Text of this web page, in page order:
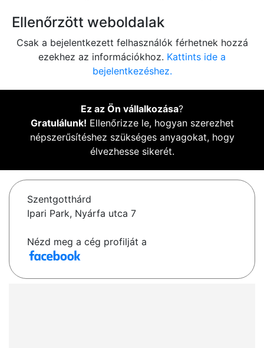
Ellenőrzött weboldalak
Csak a bejelentkezett felhasználók férhetnek hozzá
ezekhez az információkhoz. Kattints ide a
bejelentkezéshez.
Ez az Ön vállalkozása?
Gratulálunk! Ellenőrizze le, hogyan szerezhet
népszerűsítéshez szükséges anyagokat, hogy
élvezhesse sikerét.
Szentgotthárd
Ipari Park, Nyárfa utca 7
Nézd meg a cég profilját a